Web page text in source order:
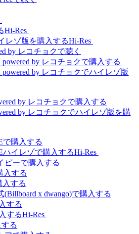
Hi-Res
Hi-Res
Hi-Res
Hi-Res